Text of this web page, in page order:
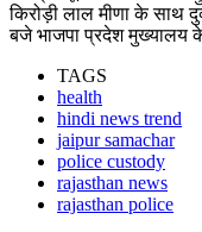
किरोड़ी लाल मीणा के साथ
बजे भाजपा प्रदेश मुख्यालय के
TAGS
health
hindi news trend
jaipur samachar
police custody
rajasthan news
rajasthan police